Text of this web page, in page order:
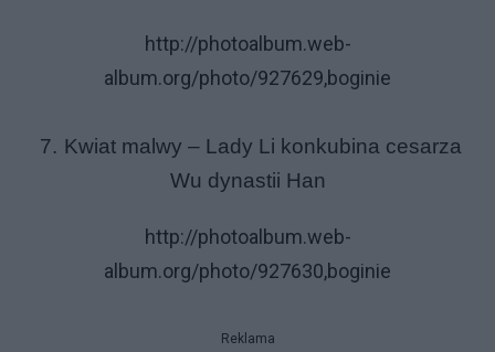
http://photoalbum.web-
album.org/photo/927629,boginie
7. Kwiat malwy – Lady Li konkubina cesarza
Wu dynastii Han
http://photoalbum.web-
album.org/photo/927630,boginie
Reklama